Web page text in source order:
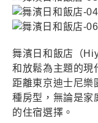
舞濱日和飯店（
和放鬆為主題的現
距離東京迪士尼樂
種房型，無論是家
的住宿選擇。